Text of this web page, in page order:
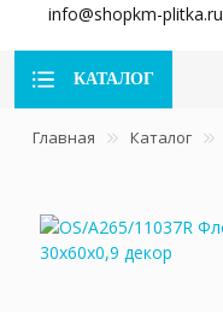
info@shopkm-plitka.ru
КАТАЛОГ
Главная Каталог